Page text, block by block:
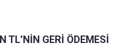
TL’NİN GERİ ÖDEMESİ